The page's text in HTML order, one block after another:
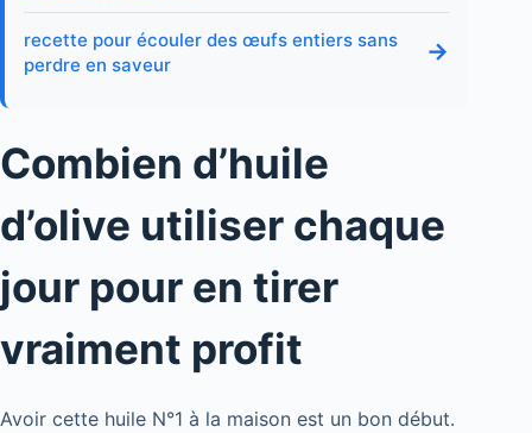
recette pour écouler des œufs entiers sans
perdre en saveur
→
Combien d’huile
d’olive utiliser chaque
jour pour en tirer
vraiment profit
Avoir cette huile N°1 à la maison est un bon début.